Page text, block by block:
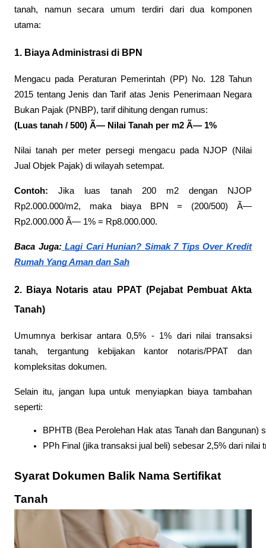
tanah, namun secara umum terdiri dari dua komponen
utama:
1. Biaya Administrasi di BPN
Mengacu pada Peraturan Pemerintah (PP) No. 128 Tahun
2015 tentang Jenis dan Tarif atas Jenis Penerimaan Negara
Bukan Pajak (PNBP), tarif dihitung dengan rumus:
(Luas tanah / 500) Ã— Nilai Tanah per m2 Ã— 1%
Nilai tanah per meter persegi mengacu pada NJOP (Nilai
Jual Objek Pajak) di wilayah setempat.
Contoh: Jika luas tanah 200 m2 dengan NJOP
Rp2.000.000/m2, maka biaya BPN = (200/500) Ã—
Rp2.000.000 Ã— 1% = Rp8.000.000.
Baca Juga: Lagi Cari Hunian? Simak 7 Tips Over Kredit
Rumah Yang Aman dan Sah
2. Biaya Notaris atau PPAT (Pejabat Pembuat Akta
Tanah)
Umumnya berkisar antara 0,5% - 1% dari nilai transaksi
tanah, tergantung kebijakan kantor notaris/PPAT dan
kompleksitas dokumen.
Selain itu, jangan lupa untuk menyiapkan biaya tambahan
seperti:
BPHTB (Bea Perolehan Hak atas Tanah dan
PPh Final (jika transaksi jual beli) sebesar 2,5% dari nilai
Syarat Dokumen Balik Nama Sertifikat
Tanah